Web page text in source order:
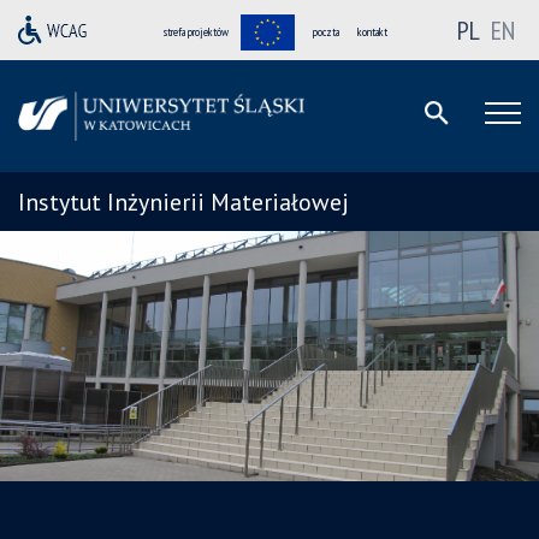
strefa projektów poczta kontakt PL EN
Instytut Inżynierii Materiałowej